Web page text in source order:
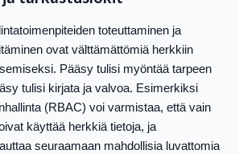
toteuttaminen ja
ovat välttämättömiä herkkiin
Pääsy tulisi myöntää tarpeen
tulisi kirjata ja valvoa. Esimerkiksi
(RBAC) voi varmistaa, että vain
käyttää herkkiä tietoja, ja
seuraamaan mahdollisia luvattomia